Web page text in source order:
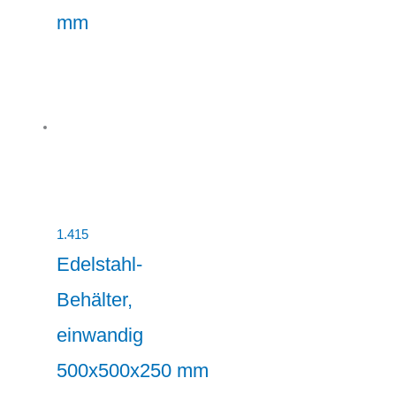
mm
1.415
Edelstahl-
Behälter,
einwandig
500x500x250 mm